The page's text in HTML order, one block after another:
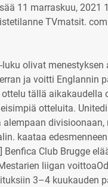
11 marraskuu, 2021
TVmatsit.
luku olivat
ja voitti Englannin
tällä aikakaudella
otteluita.
alempaan
kaataa
Benfica Club Brugge
liigan
3–4 kuukauden